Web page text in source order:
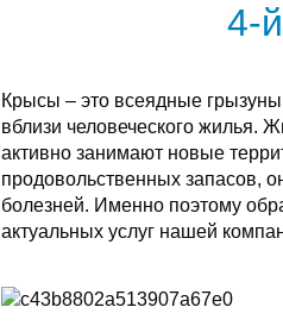
4-
Крысы – это всеядные
вблизи человеческого жилья.
активно занимают новые
продовольственных запасов,
болезней. Именно поэтому
актуальных услуг нашей